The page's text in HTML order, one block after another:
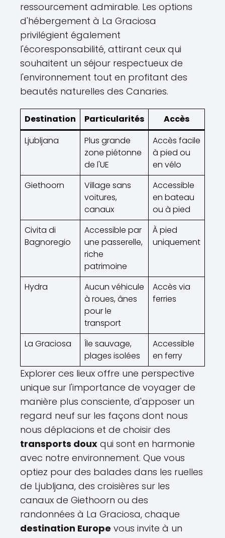
ressourcement admirable. Les options
d'hébergement à La Graciosa
privilégient également
l'écoresponsabilité, attirant ceux qui
souhaitent un séjour respectueux de
l'environnement tout en profitant des
beautés naturelles des Canaries.
Destination Particularités
Accès
Ljubljana
Plus grande
zone piétonne
de l'UE
Accès facile
à pied ou
en vélo
Giethoorn
Village sans
voitures,
canaux
Accessible
en bateau
ou à pied
Civita di
Bagnoregio
Accessible par
une passerelle,
riche
patrimoine
À pied
uniquement
Hydra
Aucun véhicule
à roues, ânes
pour le
transport
Accès via
ferries
La Graciosa
Île sauvage,
plages isolées
Accessible
en ferry
Explorer ces lieux offre une perspective
unique sur l'importance de voyager de
manière plus consciente, d'apposer un
regard neuf sur les façons dont nous
nous déplacions et de choisir des
transports doux qui sont en harmonie
avec notre environnement. Que vous
optiez pour des balades dans les ruelles
de Ljubljana, des croisières sur les
canaux de Giethoorn ou des
randonnées à La Graciosa, chaque
destination Europe vous invite à un